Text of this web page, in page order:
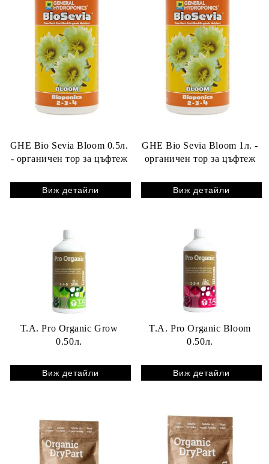
GHE Bio Sevia Bloom 0.5л.
- органичен тор за цъфтеж
Виж детайли
GHE Bio Sevia Bloom 1л. -
органичен тор за цъфтеж
Виж детайли
T.A. Pro Organic Grow
0.50л.
Виж детайли
T.A. Pro Organic Bloom
0.50л.
Виж детайли